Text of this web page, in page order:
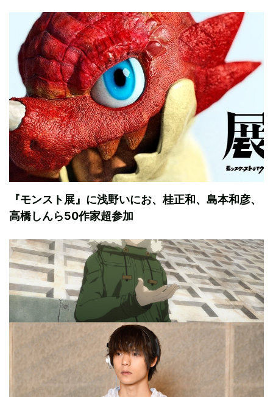
『モンスト展』に浅野いにお、桂正和、島本和彦、
高橋しんら50作家超参加